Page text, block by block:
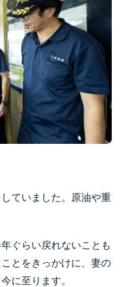
ていました。原油や重
ぐらい戻れないことも
とをきっかけに、妻の
に至ります。